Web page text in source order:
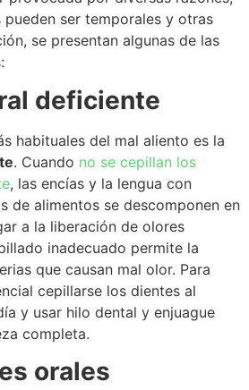
pueden ser temporales y otras
se presentan algunas de las
deficiente
habituales del mal aliento es la
. Cuando no se cepillan los
, las encías y la lengua con
de alimentos se descomponen en
a la liberación de olores
inadecuado permite la
que causan mal olor. Para
cepillarse los dientes al
y usar hilo dental y enjuague
completa.
orales